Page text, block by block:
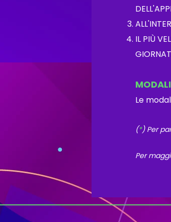
IL PIÙ
Le
(*) Per
Per